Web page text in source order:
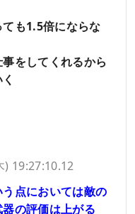
も1.5倍にならな
をしてくれるから
19:27:10.12
点においては敵の
の評価は上がる